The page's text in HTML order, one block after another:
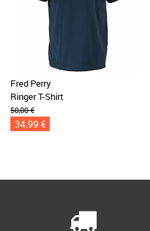
Fred Perry
Ringer T-Shirt
50,00 €
34,99 €